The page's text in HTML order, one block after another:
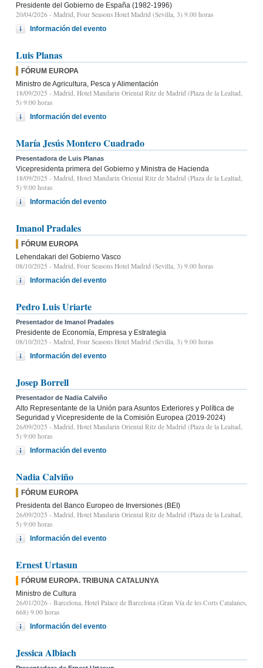
Presidente del Gobierno de España (1982-1996)
20/04/2026 - Madrid, Four Seasons Hotel Madrid (Sevilla, 3) 9.00 horas
Información del evento
Luis Planas
FÓRUM EUROPA
Ministro de Agricultura, Pesca y Alimentación
18/09/2025 - Madrid, Hotel Mandarin Oriental Ritz de Madrid (Plaza de la Lealtad,
5) 9:00 horas
Información del evento
María Jesús Montero Cuadrado
Presentadora de Luis Planas
Vicepresidenta primera del Gobierno y Ministra de Hacienda
18/09/2025 - Madrid, Hotel Mandarin Oriental Ritz de Madrid (Plaza de la Lealtad,
5) 9:00 horas
Información del evento
Imanol Pradales
FÓRUM EUROPA
Lehendakari del Gobierno Vasco
08/10/2025 - Madrid, Four Seasons Hotel Madrid (Sevilla, 3) 9.00 horas
Información del evento
Pedro Luis Uriarte
Presentador de Imanol Pradales
Presidente de Economía, Empresa y Estrategia
08/10/2025 - Madrid, Four Seasons Hotel Madrid (Sevilla, 3) 9.00 horas
Información del evento
Josep Borrell
Presentador de Nadia Calviño
Alto Representante de la Unión para Asuntos Exteriores y Política de
Seguridad y Vicepresidente de la Comisión Europea (2019-2024)
26/09/2025 - Madrid, Hotel Mandarin Oriental Ritz de Madrid (Plaza de la Lealtad,
5) 9:00 horas
Información del evento
Nadia Calviño
FÓRUM EUROPA
Presidenta del Banco Europeo de Inversiones (BEI)
26/09/2025 - Madrid, Hotel Mandarin Oriental Ritz de Madrid (Plaza de la Lealtad,
5) 9:00 horas
Información del evento
Ernest Urtasun
FÓRUM EUROPA. TRIBUNA CATALUNYA
Ministro de Cultura
26/01/2026 - Barcelona, Hotel Palace de Barcelona (Gran Vía de les Corts Catalanes,
668) 9.00 horas
Información del evento
Jessica Albiach